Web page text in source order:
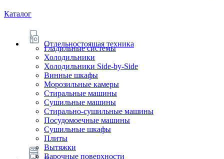
Каталог
Отдельностоящая техника
Гладильные системы
Холодильники
Холодильники Side-by-Side
Винные шкафы
Морозильные камеры
Стиральные машины
Сушильные машины
Стирально-сушильные машины
Посудомоечные машины
Сушильные шкафы
Плиты
Вытяжки
Варочные поверхности